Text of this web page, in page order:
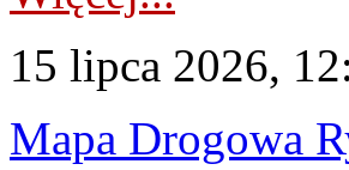
15 lipca 2026,
Mapa Drogowa